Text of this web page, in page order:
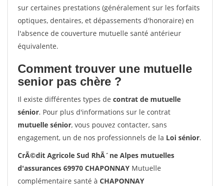
sur certaines prestations (généralement sur les forfaits
optiques, dentaires, et dépassements d'honoraire) en
l'absence de couverture mutuelle santé antérieur
équivalente.
Comment trouver une mutuelle
senior pas chère ?
Il existe différentes types de contrat de mutuelle
sénior. Pour plus d'informations sur le contrat
mutuelle sénior, vous pouvez contacter, sans
engagement, un de nos professionnels de la Loi sénior.
CrÃ©dit Agricole Sud RhÃ´ne Alpes mutuelles
d'assurances 69970 CHAPONNAY Mutuelle
complémentaire santé à CHAPONNAY